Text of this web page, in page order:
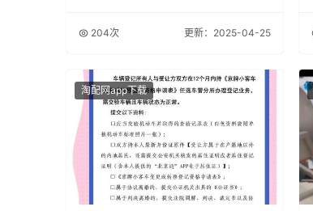
204次 更新：2025-04-25
淘配网app下载